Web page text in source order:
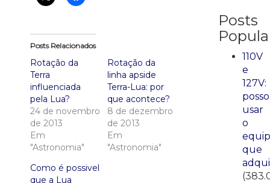
Posts Relacionados
Rotação da
Terra
influenciada
pela Lua?
24 de novembro
de 2013
Em
"Astronomia"
Rotação da
linha apside
Terra-Lua: por
que acontece?
8 de dezembro
de 2013
Em
"Astronomia"
Como é possivel
que a Lua
Posts
110V
e
127V:
posso
usar
o
que